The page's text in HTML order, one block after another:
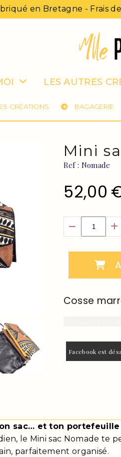
en Bretagne - Frais
LES AUTRES
CRÉATIONS BAGAGERIE
Mini
Ref : Nomade
52,00
Cosse
Facebook est
sac… et ton portefeuille
le Mini sac Nomade te
parfaitement organisé.